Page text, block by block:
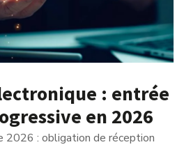
: entrée
en 2026
2026 : obligation de réception